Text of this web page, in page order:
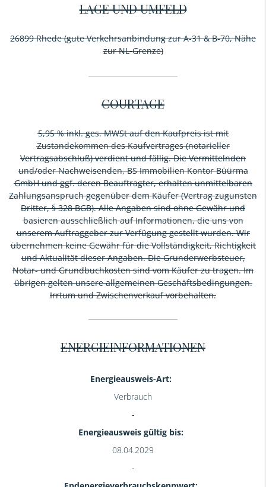
LAGE UND UMFELD
26899 Rhede (gute Verkehrsanbindung zur A-31 & B-70, Nähe
zur NL-Grenze)
COURTAGE
5,95 % inkl. ges. MWSt auf den Kaufpreis ist mit
Zustandekommen des Kaufvertrages (notarieller
Vertragsabschluß) verdient und fällig. Die Vermittelnden
und/oder Nachweisenden, BS Immobilien Kontor Büürma
GmbH und ggf. deren Beauftragter, erhalten unmittelbaren
Zahlungsanspruch gegenüber dem Käufer (Vertrag zugunsten
Dritter, § 328 BGB). Alle Angaben sind ohne Gewähr und
basieren ausschließlich auf Informationen, die uns von
unserem Auftraggeber zur Verfügung gestellt wurden. Wir
übernehmen keine Gewähr für die Vollständigkeit, Richtigkeit
und Aktualität dieser Angaben. Die Grunderwerbsteuer,
Notar- und Grundbuchkosten sind vom Käufer zu tragen. Im
übrigen gelten unsere allgemeinen Geschäftsbedingungen.
Irrtum und Zwischenverkauf vorbehalten.
ENERGIEINFORMATIONEN
Energieausweis-Art:
Verbrauch
Energieausweis gültig bis:
08.04.2029